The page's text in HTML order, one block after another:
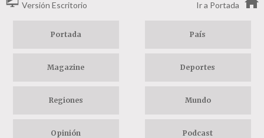
Versión Escritorio Ir a Portada
Portada País
Magazine Deportes
Regiones Mundo
Opinión Podcast